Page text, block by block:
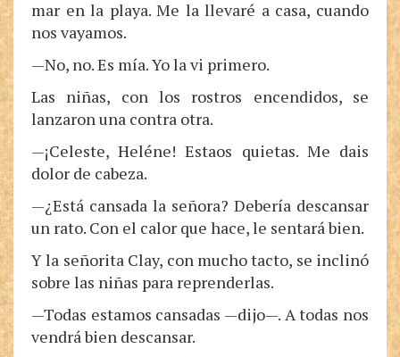
mar en la playa. Me la llevaré a casa, cuando
nos vayamos.
—No, no. Es mía. Yo la vi primero.
Las niñas, con los rostros encendidos, se
lanzaron una contra otra.
—¡Celeste, Heléne! Estaos quietas. Me dais
dolor de cabeza.
—¿Está cansada la señora? Debería descansar
un rato. Con el calor que hace, le sentará bien.
Y la señorita Clay, con mucho tacto, se inclinó
sobre las niñas para reprenderlas.
—Todas estamos cansadas —dijo—. A todas nos
vendrá bien descansar.